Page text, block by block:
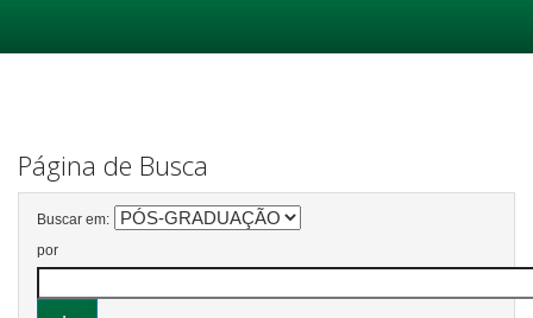
Página de Busca
Buscar em:
por